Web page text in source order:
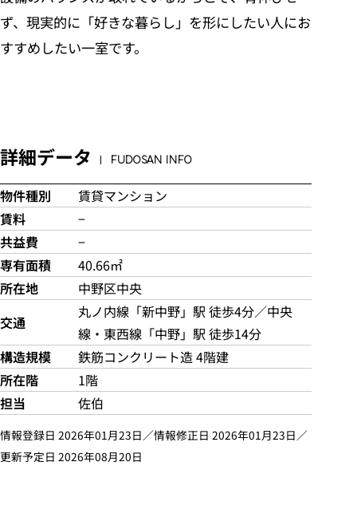
ず、現実的に「好きな暮らし」を形にしたい人にお
すすめしたい一室です。
詳細データ FUDOSAN INFO
物件種別
賃貸マンション
賃料
−
共益費
−
専有面積
40.66㎡
所在地
中野区中央
交通
丸ノ内線「新中野」駅 徒歩4分／中央
線・東西線「中野」駅 徒歩14分
構造規模
鉄筋コンクリート造 4階建
所在階
1階
担当
佐伯
情報登録日 2026年01月23日／情報修正日 2026年01月23日／
更新予定日 2026年08月20日